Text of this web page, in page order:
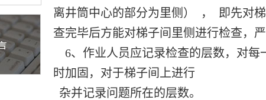
离井筒中心的部分为里侧） ， 即先对
查完毕后方能对梯子间里侧进行检查，严
6、作业人员应记录检查的层数，对每
时加固，对于梯子间上进行
杂并记录问题所在的层数。